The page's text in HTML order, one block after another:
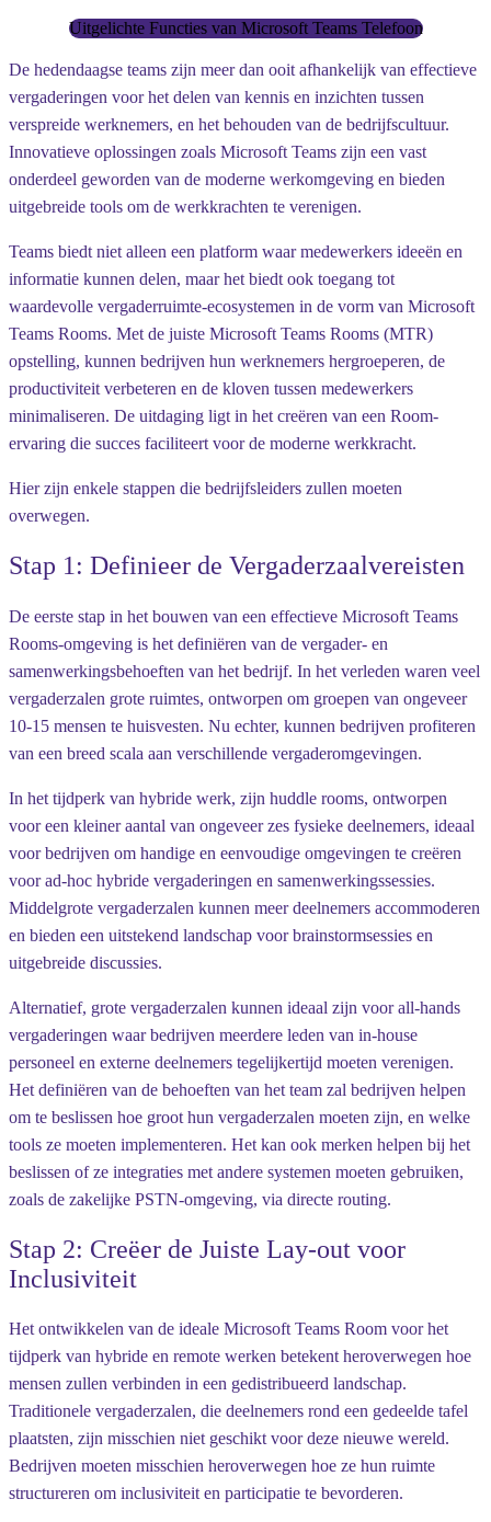
Uitgelichte Functies van Microsoft Teams Telefoon
De hedendaagse teams zijn meer dan ooit afhankelijk van effectieve
vergaderingen voor het delen van kennis en inzichten tussen
verspreide werknemers, en het behouden van de bedrijfscultuur.
Innovatieve oplossingen zoals Microsoft Teams zijn een vast
onderdeel geworden van de moderne werkomgeving en bieden
uitgebreide tools om de werkkrachten te verenigen.
Teams biedt niet alleen een platform waar medewerkers ideeën en
informatie kunnen delen, maar het biedt ook toegang tot
waardevolle vergaderruimte-ecosystemen in de vorm van Microsoft
Teams Rooms. Met de juiste Microsoft Teams Rooms (MTR)
opstelling, kunnen bedrijven hun werknemers hergroeperen, de
productiviteit verbeteren en de kloven tussen medewerkers
minimaliseren. De uitdaging ligt in het creëren van een Room-
ervaring die succes faciliteert voor de moderne werkkracht.
Hier zijn enkele stappen die bedrijfsleiders zullen moeten
overwegen.
Stap 1: Definieer de Vergaderzaalvereisten
De eerste stap in het bouwen van een effectieve Microsoft Teams
Rooms-omgeving is het definiëren van de vergader- en
samenwerkingsbehoeften van het bedrijf. In het verleden waren veel
vergaderzalen grote ruimtes, ontworpen om groepen van ongeveer
10-15 mensen te huisvesten. Nu echter, kunnen bedrijven profiteren
van een breed scala aan verschillende vergaderomgevingen.
In het tijdperk van hybride werk, zijn huddle rooms, ontworpen
voor een kleiner aantal van ongeveer zes fysieke deelnemers, ideaal
voor bedrijven om handige en eenvoudige omgevingen te creëren
voor ad-hoc hybride vergaderingen en samenwerkingssessies.
Middelgrote vergaderzalen kunnen meer deelnemers accommoderen
en bieden een uitstekend landschap voor brainstormsessies en
uitgebreide discussies.
Alternatief, grote vergaderzalen kunnen ideaal zijn voor all-hands
vergaderingen waar bedrijven meerdere leden van in-house
personeel en externe deelnemers tegelijkertijd moeten verenigen.
Het definiëren van de behoeften van het team zal bedrijven helpen
om te beslissen hoe groot hun vergaderzalen moeten zijn, en welke
tools ze moeten implementeren. Het kan ook merken helpen bij het
beslissen of ze integraties met andere systemen moeten gebruiken,
zoals de zakelijke PSTN-omgeving, via directe routing.
Stap 2: Creëer de Juiste Lay-out voor
Inclusiviteit
Het ontwikkelen van de ideale Microsoft Teams Room voor het
tijdperk van hybride en remote werken betekent heroverwegen hoe
mensen zullen verbinden in een gedistribueerd landschap.
Traditionele vergaderzalen, die deelnemers rond een gedeelde tafel
plaatsten, zijn misschien niet geschikt voor deze nieuwe wereld.
Bedrijven moeten misschien heroverwegen hoe ze hun ruimte
structureren om inclusiviteit en participatie te bevorderen.